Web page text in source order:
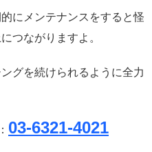
にメンテナンスをすると怪
つながりますよ。
グを続けられるように全力
03-6321-4021